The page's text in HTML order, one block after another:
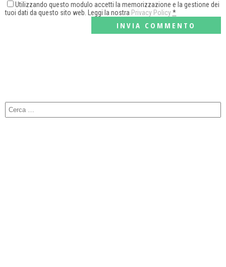
Utilizzando questo modulo accetti la memorizzazione e la gestione dei
tuoi dati da questo sito web. Leggi la nostra Privacy Policy*